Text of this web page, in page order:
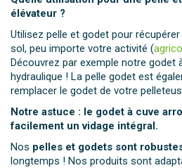
élévateur ?
Utilisez pelle et godet pour
sol, peu importe votre activité (
Découvrez par exemple notre
hydraulique ! La pelle godet est
remplacer le godet de votre
Notre astuce : le godet à cuve
facilement un vidage intégral.
Nos pelles et godets sont
longtemps ! Nos produits sont